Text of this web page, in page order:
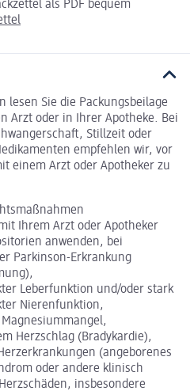
als PDF bequem
lesen Sie die Packungsbeilage
Arzt oder in Ihrer Apotheke. Bei
Stillzeit oder
empfehlen wir, vor
einem Arzt oder Apotheker zu
Ihrem Arzt oder Apotheker
anwenden, bei
Parkinson-Erkrankung
Leberfunktion und/oder stark
Nierenfunktion,
Herzschlag (Bradykardie),
(angeborenes
oder andere klinisch
insbesondere